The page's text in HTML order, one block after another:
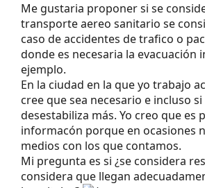
Me gustaria proponer si se
transporte aereo sanitario se
caso de accidentes de trafico o
donde es necesaria la evacuación
ejemplo.
En la ciudad en la que yo trabajo
cree que sea necesario e incluso
desestabiliza más. Yo creo que es
informacón porque en ocasiones
medios con los que contamos.
Mi pregunta es si ¿se considera
considera que llegan